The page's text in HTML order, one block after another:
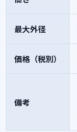
最大外径
価格（税別）
備考